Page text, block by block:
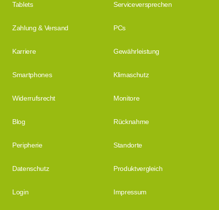
Tablets Serviceversprechen
Zahlung & Versand PCs
Karriere Gewährleistung
Smartphones Klimaschutz
Widerrufsrecht Monitore
Blog Rücknahme
Peripherie Standorte
Datenschutz Produktvergleich
Login Impressum